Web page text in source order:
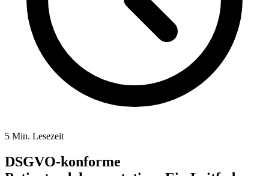
5 Min. Lesezeit
DSGVO-konforme